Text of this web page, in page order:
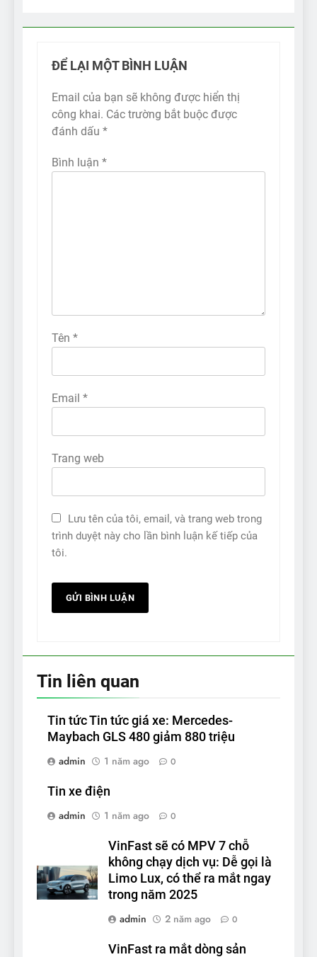
ĐỂ LẠI MỘT BÌNH LUẬN
Email của bạn sẽ không được hiển thị
công khai. Các trường bắt buộc được
đánh dấu *
Bình luận *
Tên *
Email *
Trang web
Lưu tên của tôi, email, và trang web trong
trình duyệt này cho lần bình luận kế tiếp của
tôi.
Tin liên quan
Tin tức Tin tức giá xe: Mercedes-
Maybach GLS 480 giảm 880 triệu
admin
1 năm ago 0
Tin xe điện
admin
1 năm ago 0
VinFast sẽ có MPV 7 chỗ
không chạy dịch vụ: Dễ gọi là
Limo Lux, có thể ra mắt ngay
trong năm 2025
admin
2 năm ago 0
VinFast ra mắt dòng sản